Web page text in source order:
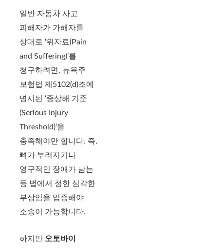
일반 자동차 사고
피해자가 가해자를
상대로 ‘위자료(Pain
and Suffering)’를
청구하려면, 뉴욕주
보험법 제5102(d)조에
명시된 ‘중상해 기준
(Serious Injury
Threshold)’을
충족해야만 합니다. 즉,
뼈가 부러지거나
영구적인 장애가 남는
등 법에서 정한 심각한
부상임을 입증해야
소송이 가능합니다.
하지만 오토바이